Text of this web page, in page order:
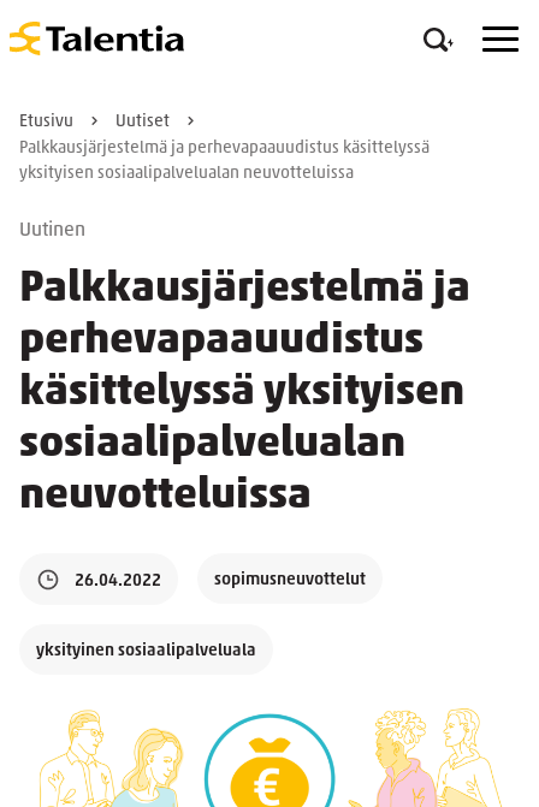
Etusivu
Uutiset
Palkkausjärjestelmä ja perhevapaauudistus käsittelyssä
yksityisen sosiaalipalvelualan neuvotteluissa
Uutinen
Palkkausjärjestelmä ja
perhevapaauudistus
käsittelyssä yksityisen
sosiaalipalvelualan
neuvotteluissa
26.04.2022 sopimusneuvottelut
yksityinen sosiaalipalveluala